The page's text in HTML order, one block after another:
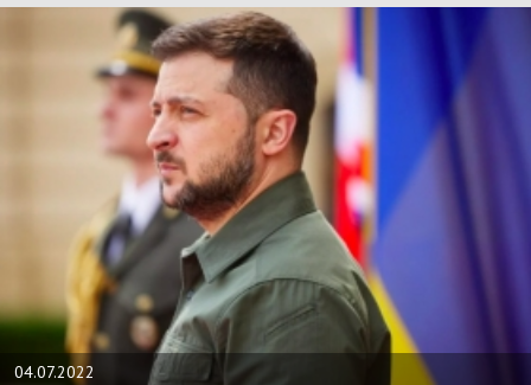
04.07.2022